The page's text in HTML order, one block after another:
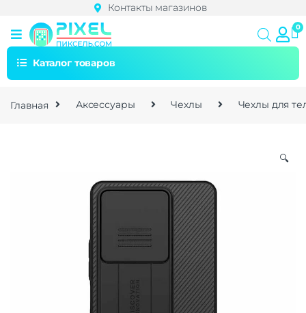
Контакты магазинов
Каталог товаров
Главная Аксессуары Чехлы Чехлы для
🔍